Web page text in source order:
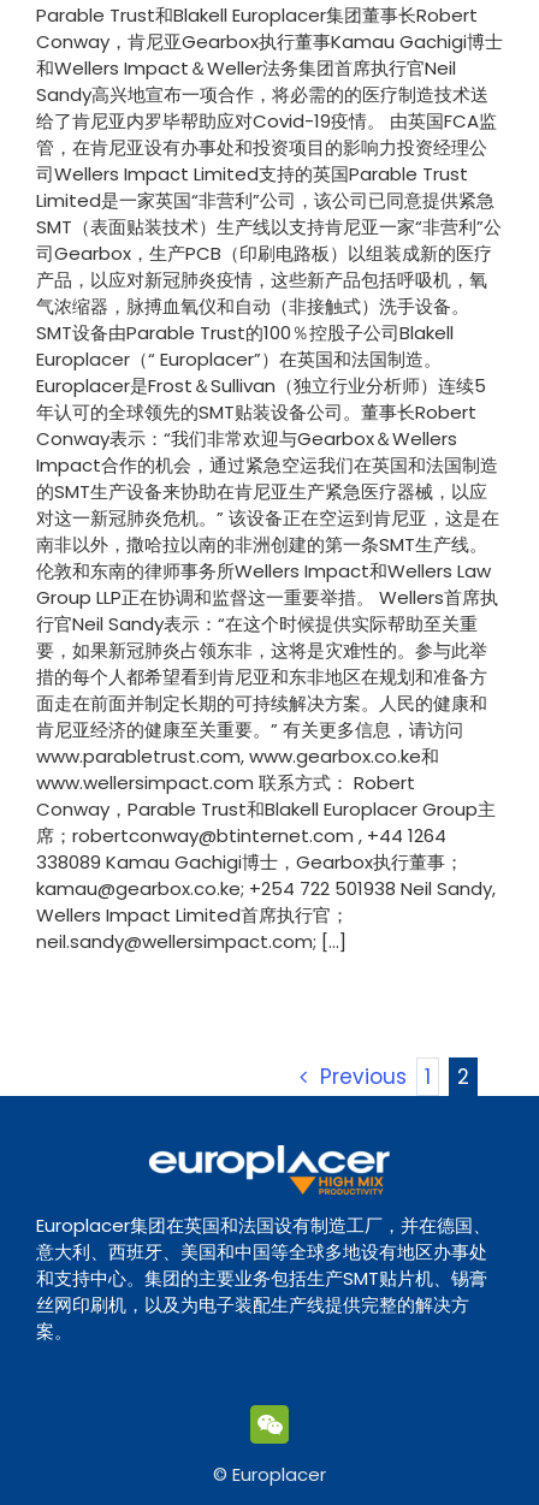
Parable Trust和Blakell Europlacer集团董事长Robert
Conway，肯尼亚Gearbox执行董事Kamau Gachigi博士
和Wellers Impact＆Weller法务集团首席执行官Neil
Sandy高兴地宣布一项合作，将必需的的医疗制造技术送
给了肯尼亚内罗毕帮助应对Covid-19疫情。 由英国FCA监
管，在肯尼亚设有办事处和投资项目的影响力投资经理公
司Wellers Impact Limited支持的英国Parable Trust
Limited是一家英国“非营利”公司，该公司已同意提供紧急
SMT（表面贴装技术）生产线以支持肯尼亚一家“非营利”公
司Gearbox，生产PCB（印刷电路板）以组装成新的医疗
产品，以应对新冠肺炎疫情，这些新产品包括呼吸机，氧
气浓缩器，脉搏血氧仪和自动（非接触式）洗手设备。
SMT设备由Parable Trust的100％控股子公司Blakell
Europlacer（“ Europlacer”）在英国和法国制造。
Europlacer是Frost＆Sullivan（独立行业分析师）连续5
年认可的全球领先的SMT贴装设备公司。董事长Robert
Conway表示：“我们非常欢迎与Gearbox＆Wellers
Impact合作的机会，通过紧急空运我们在英国和法国制造
的SMT生产设备来协助在肯尼亚生产紧急医疗器械，以应
对这一新冠肺炎危机。” 该设备正在空运到肯尼亚，这是在
南非以外，撒哈拉以南的非洲创建的第一条SMT生产线。
伦敦和东南的律师事务所Wellers Impact和Wellers Law
Group LLP正在协调和监督这一重要举措。 Wellers首席执
行官Neil Sandy表示：“在这个时候提供实际帮助至关重
要，如果新冠肺炎占领东非，这将是灾难性的。参与此举
措的每个人都希望看到肯尼亚和东非地区在规划和准备方
面走在前面并制定长期的可持续解决方案。人民的健康和
肯尼亚经济的健康至关重要。” 有关更多信息，请访问
www.parabletrust.com, www.gearbox.co.ke和
www.wellersimpact.com 联系方式： Robert
Conway，Parable Trust和Blakell Europlacer Group主
席；robertconway@btinternet.com , +44 1264
338089 Kamau Gachigi博士，Gearbox执行董事；
kamau@gearbox.co.ke; +254 722 501938 Neil Sandy,
Wellers Impact Limited首席执行官；
neil.sandy@wellersimpact.com; [...]
Previous 1 2
Europlacer集团在英国和法国设有制造工厂，并在德国、
意大利、西班牙、美国和中国等全球多地设有地区办事处
和支持中心。集团的主要业务包括生产SMT贴片机、锡膏
丝网印刷机，以及为电子装配生产线提供完整的解决方
案。
© Europlacer